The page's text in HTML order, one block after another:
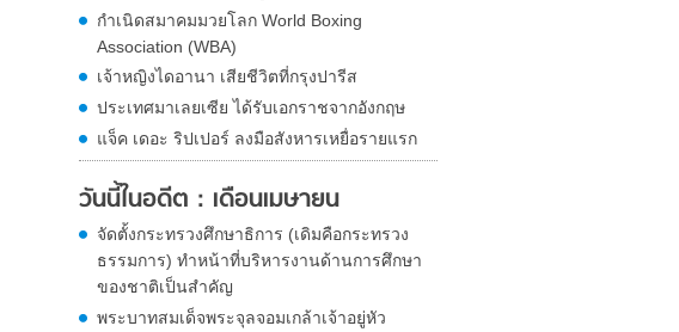
กำเนิดสมาคมมวยโลก World Boxing
Association (WBA)
เจ้าหญิงไดอานา เสียชีวิตที่กรุงปารีส
ประเทศมาเลยเซีย ได้รับเอกราชจากอังกฤษ
แจ็ค เดอะ ริปเปอร์ ลงมือสังหารเหยื่อรายแรก
วันนี้ในอดีต : เดือนเมษายน
จัดตั้งกระทรวงศึกษาธิการ (เดิมคือกระทรวง
ธรรมการ) ทำหน้าที่บริหารงานด้านการศึกษา
ของชาติเป็นสำคัญ
พระบาทสมเด็จพระจุลจอมเกล้าเจ้าอยู่หัว